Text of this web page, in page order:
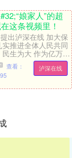
娘家人”的超
这条视频里！
出泸深在线 加大保
推进全体人民共同
生为大 作为亿万职
在上一个五年作出
泸深在线
查看：